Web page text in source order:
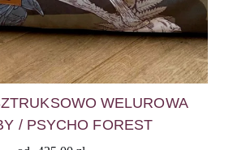
WELUROWA
/ PSYCHO FOREST